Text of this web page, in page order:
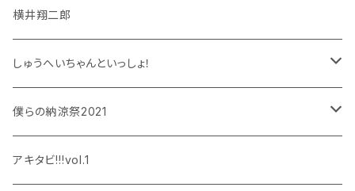
横井翔二郎
しゅうへいちゃんといっしょ！
和泉宗兵
設楽銀河
僕らの納涼祭2021
和泉宗兵
アキタビ!!!vol.1